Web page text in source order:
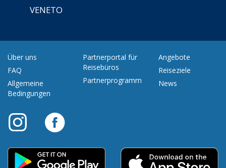
VENETO
Über uns
FAQ
Allgemeine
Bedingungen
Partnerportal für
Reisebüros
Partnerprogramm
Angebote
Reiseziele
News